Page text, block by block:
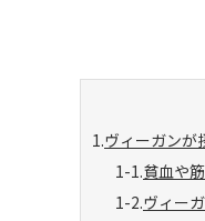
ヴィーガンが
貧血や
ヴィー